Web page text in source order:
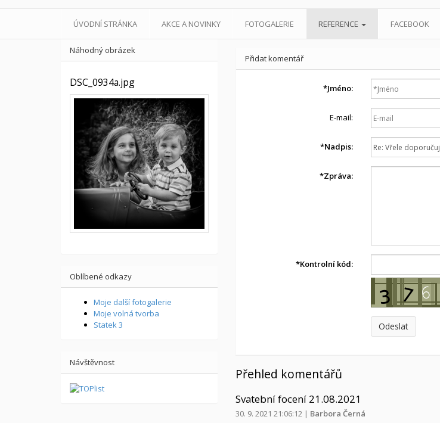
ÚVODNÍ STRÁNKA AKCE A NOVINKY FOTOGALERIE REFERENCE FACEBOOK
Přidat komentář
*Jméno:
E-mail:
*Nadpis:
*Zpráva:
*Kontrolní kód:
Přehled komentářů
Svatební focení 21.08.2021
30. 9. 2021 21:06:12 | Barbora Černá
Náhodný obrázek
DSC_0934a.jpg
Oblíbené odkazy
Moje další fotogalerie
Moje volná tvorba
Statek 3
Návštěvnost